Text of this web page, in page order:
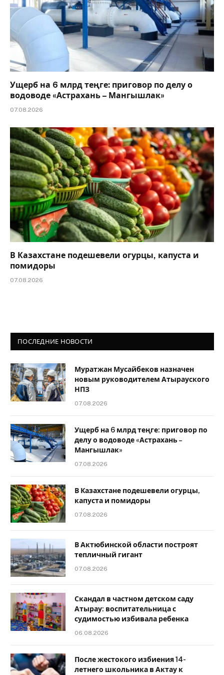
Ущерб на 6 млрд теңге: приговор по делу о
водоводе «Астрахань – Мангышлак»
07.08.2026
В Казахстане подешевели огурцы, капуста и
помидоры
07.08.2026
ПОСЛЕДНИЕ НОВОСТИ
Муратжан Мусайбеков назначен
новым руководителем Атырауского
НПЗ
07.08.2026
Ущерб на 6 млрд теңге: приговор по
делу о водоводе «Астрахань –
Мангышлак»
07.08.2026
В Казахстане подешевели огурцы,
капуста и помидоры
07.08.2026
В Актюбинской области построят
тепличный гигант
07.08.2026
Скандал в частном детском саду
Атырау: воспитательница с
судимостью избивала ребенка
06.08.2026
После жестокого избиения 14-
летнего школьника в Актау к